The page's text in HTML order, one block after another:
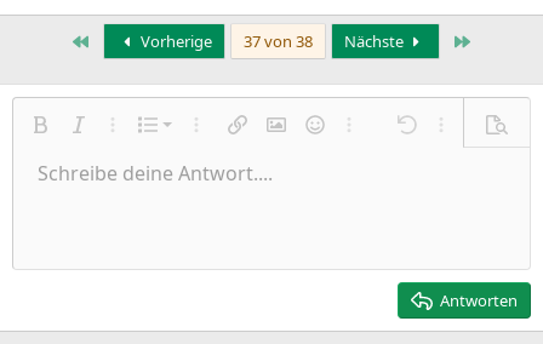
Erste Vorherige 37 von 38 Nächste
Fett KursivWeitere Einstellungen…
Liste
Nummerierte Liste
Ungeordnete Liste
Weitere Einstellungen…
Link einfügen
Bild einfügen
SmileysWeitere Einstellungen…
Rückgängig
Weitere
Schriftgröße
9
TextfarbeSchriftfamilie
Arial
Durchgestrichen
Unterstrichen
Inline-Code
AusrichtungLinksbündig
Paragraph format
Normal
Heading 2
ZitatMedienTabelle einfügen
Insert horizontal line
SpoilerCode
Wiederholen
BBCode umschalten
Formatierung entfernen
EntwürfeEntwurf speichern
Schreibe deine Antwort....
Antworten